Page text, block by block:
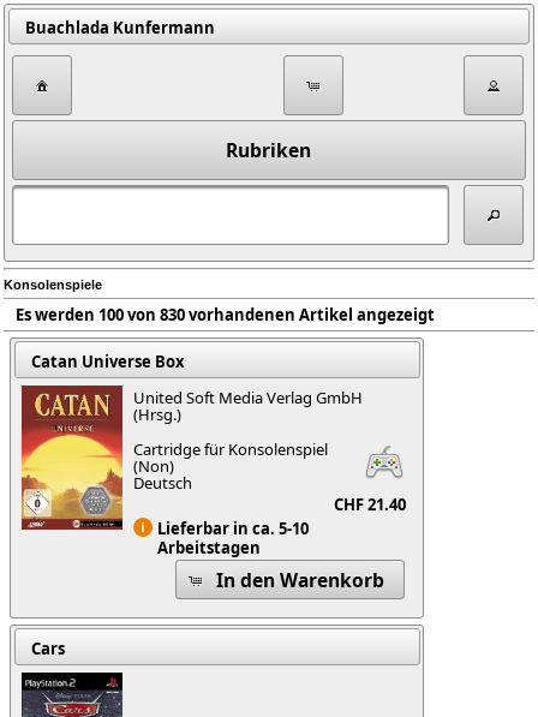
Buachlada Kunfermann
Rubriken
Konsolenspiele
Es werden 100 von 830 vorhandenen Artikel angezeigt
Catan Universe Box
United Soft Media Verlag GmbH
(Hrsg.)
Cartridge für Konsolenspiel
(Non)
Deutsch
CHF 21.40
Lieferbar in ca. 5-10
Arbeitstagen
In den Warenkorb
Cars